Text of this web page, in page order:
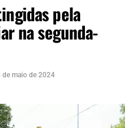
pela
na segunda-
de maio de 2024